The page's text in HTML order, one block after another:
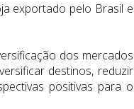
exportado pelo Brasil e
dos mercados
destinos, reduzir
positivas para o